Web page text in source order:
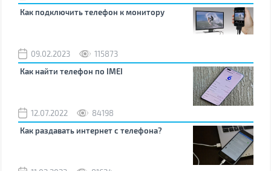
Как подключить телефон к монитору
09.02.2023
115873
Как найти телефон по IMEI
12.07.2022
84198
Как раздавать интернет с телефона?